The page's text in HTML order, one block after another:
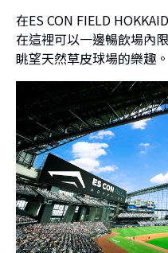
在ES CON FIELD
在這裡可以一邊暢飲場內
眺望天然草皮球場的樂趣。